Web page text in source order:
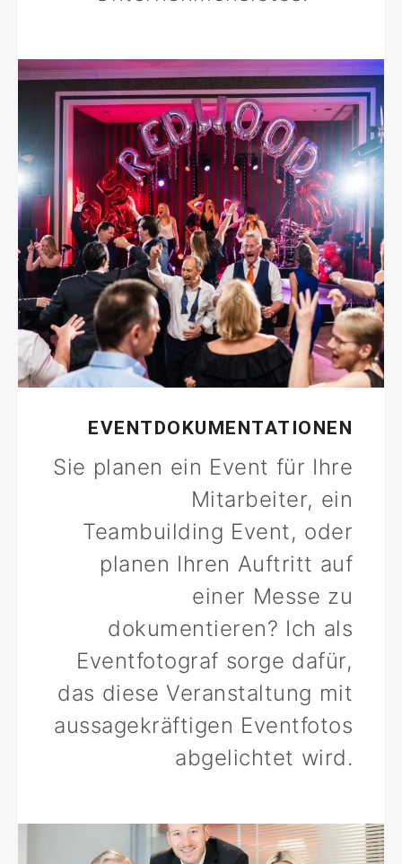
EVENTDOKUMENTATIONEN
Sie planen ein Event für Ihre
Mitarbeiter, ein
Teambuilding Event, oder
planen Ihren Auftritt auf
einer Messe zu
dokumentieren? Ich als
Eventfotograf sorge dafür,
das diese Veranstaltung mit
aussagekräftigen Eventfotos
abgelichtet wird.